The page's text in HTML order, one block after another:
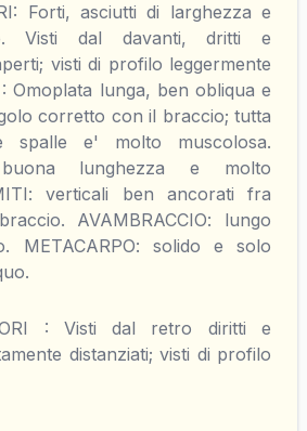
Forti, asciutti di larghezza e
Visti dal davanti, dritti e
visti di profilo leggermente
Omoplata lunga, ben obliqua e
corretto con il braccio; tutta
spalle e' molto muscolosa.
lunghezza e molto
verticali ben ancorati fra
AVAMBRACCIO: lungo
METACARPO: solido e solo
: Visti dal retro diritti e
distanziati; visti di profilo